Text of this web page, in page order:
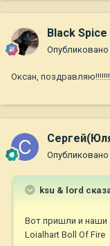
Black Spice
Опубликовано
Оксан,
Опубликовано
ksu & lord
Вот пришли и наши
Loialhart Boll Of Fire